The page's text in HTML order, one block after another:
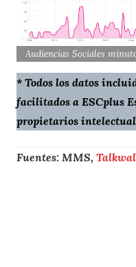
Audiencias Sociales
* Todos los datos
facilitados a ESCplus
propietarios
Fuentes: MMS,